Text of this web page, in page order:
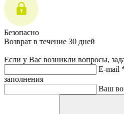
Безопасно
Возврат в течение 30 дней
Если у Вас возникли вопросы,
E-mail
заполнения
Ваш